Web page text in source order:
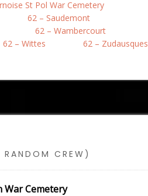
St Pol War Cemetery
62 – Saudemont
62 – Wambercourt
62 – Wittes 62 – Zudausques
CREW)
War Cemetery